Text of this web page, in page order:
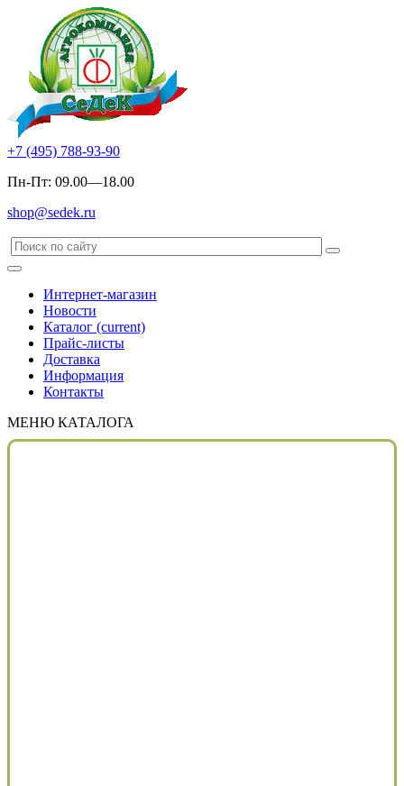
+7 (495) 788-93-90
Пн-Пт: 09.00—18.00
shop@sedek.ru
Интернет-магазин
Новости
Каталог (current)
Прайс-листы
Доставка
Информация
Контакты
МЕНЮ КАТАЛОГА